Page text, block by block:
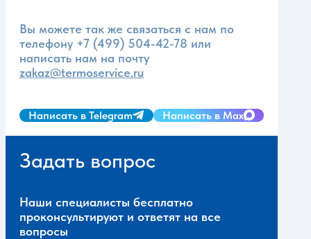
Вы можете так же связаться с нам по
телефону +7 (499) 504-42-78 или
написать нам на почту
zakaz@termoservice.ru
Написать в Telegram Написать в Max
Задать вопрос
Наши специалисты бесплатно
проконсультируют и ответят на все
вопросы